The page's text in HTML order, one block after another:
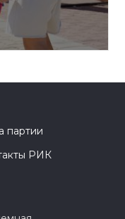
партии
РИК